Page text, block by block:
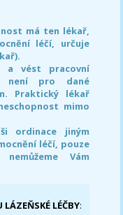
má ten lékař,
léčí, určuje
a vést pracovní
není pro dané
Praktický lékař
mimo
ordinace jiným
léčí, pouze
Vám
LÉČBY: